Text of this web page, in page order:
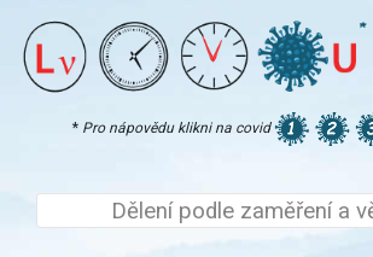
* Pro nápovědu klikni na covid
Dělení podle zaměření a